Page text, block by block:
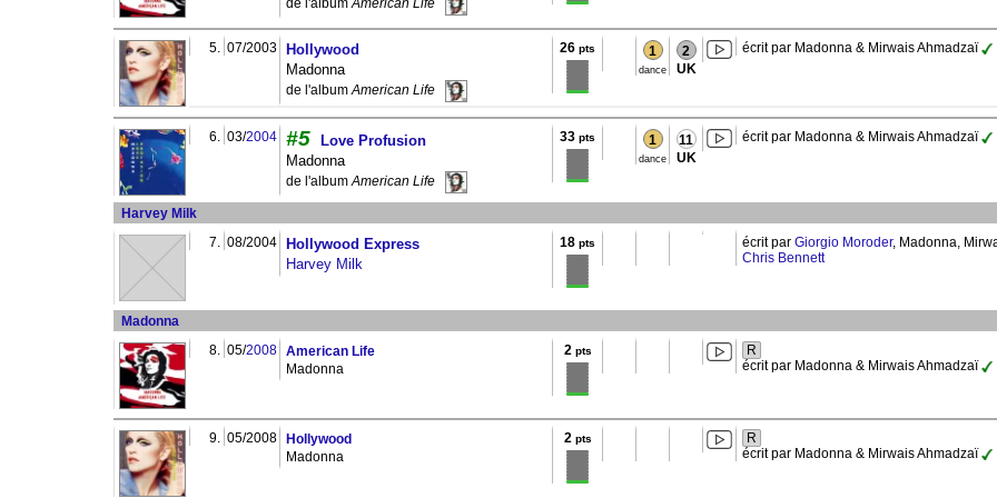
de l'albumAmerican Life
5. 07/2003
Hollywood
Madonna
de l'albumAmerican Life
26 pts 1
dance
2
UK
écrit par Madonna & Mirwais Ahmadzaï
6. 03/2004 #5
Love Profusion
Madonna
de l'albumAmerican Life
33 pts 1
dance
11
UK
écrit par Madonna & Mirwais Ahmadzaï
Harvey Milk
7. 08/2004
Hollywood Express
Harvey Milk
18 pts écrit par Giorgio Moroder, Madonna,
Chris Bennett
Madonna
8. 05/2008 American Life
Madonna
2 pts
R
écrit par Madonna & Mirwais Ahmadzaï
9. 05/2008
Hollywood
Madonna
2 pts
R
écrit par Madonna & Mirwais Ahmadzaï